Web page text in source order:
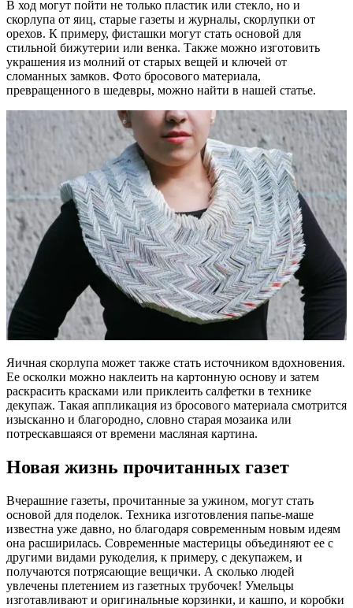
В ход могут пойти не только пластик или стекло, но и
скорлупа от яиц, старые газеты и журналы, скорлупки от
орехов. К примеру, фисташки могут стать основой для
стильной бижутерии или венка. Также можно изготовить
украшения из молний от старых вещей и ключей от
сломанных замков. Фото бросового материала,
превращенного в шедевры, можно найти в нашей статье.
Яичная скорлупа может также стать источником вдохновения.
Ее осколки можно наклеить на картонную основу и затем
раскрасить красками или приклеить салфетки в технике
декупаж. Такая аппликация из бросового материала смотрится
изысканно и благородно, словно старая мозаика или
потрескавшаяся от времени масляная картина.
Новая жизнь прочитанных газет
Вчерашние газеты, прочитанные за ужином, могут стать
основой для поделок. Техника изготовления папье-маше
известна уже давно, но благодаря современным новым идеям
она расширилась. Современные мастерицы объединяют ее с
другими видами рукоделия, к примеру, с декупажем, и
получаются потрясающие вещички. А сколько людей
увлечены плетением из газетных трубочек! Умельцы
изготавливают и оригинальные корзинки, и кашпо, и коробки